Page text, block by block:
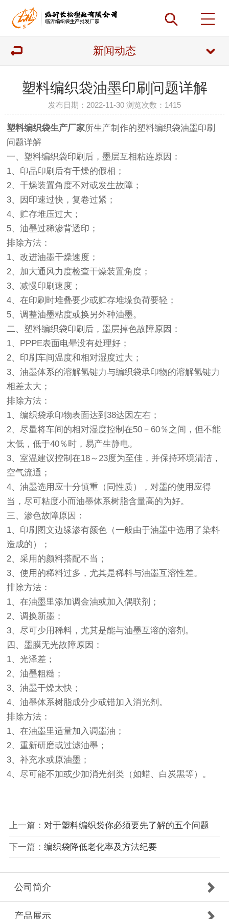
新闻动态
塑料编织袋油墨印刷问题详解
发布日期：2022-11-30 浏览次数： 1415
塑料编织袋生产厂家所生产制作的塑料编织袋油墨印刷
问题详解
一、塑料编织袋印刷后，墨层互相粘连原因：
1、印品印刷后有干燥的假相；
2、干燥装置角度不对或发生故障；
3、因印速过快，复卷过紧；
4、贮存堆压过大；
5、油墨过稀渗背透印；
排除方法：
1、改进油墨干燥速度；
2、加大通风力度检查干燥装置角度；
3、减慢印刷速度；
4、在印刷时堆叠要少或贮存堆垛负荷要轻；
5、调整油墨粘度或换另外种油墨。
二、塑料编织袋印刷后，墨层掉色故障原因：
1、PPPE表面电晕没有处理好；
2、印刷车间温度和相对湿度过大；
3、油墨体系的溶解氢键力与编织袋承印物的溶解氢键力
相差太大；
排除方法：
1、编织袋承印物表面达到38达因左右；
2、尽量将车间的相对湿度控制在50－60％之间，但不能
太低，低于40％时，易产生静电。
3、室温建议控制在18～23度为至佳，并保持环境清洁，
空气流通；
4、油墨选用应十分慎重（同性质），对墨的使用应得
当，尽可粘度小而油墨体系树脂含量高的为好。
三、渗色故障原因：
1、印刷图文边缘渗有颜色（一般由于油墨中选用了染料
造成的）；
2、采用的颜料搭配不当；
3、使用的稀料过多，尤其是稀料与油墨互溶性差。
排除方法：
1、在油墨里添加调金油或加入偶联剂；
2、调换新墨；
3、尽可少用稀料，尤其是能与油墨互溶的溶剂。
四、墨膜无光故障原因：
1、光泽差；
2、油墨粗糙；
3、油墨干燥太快；
4、油墨体系树脂成分少或错加入消光剂。
排除方法：
1、在油墨里适量加入调墨油；
2、重新研磨或过滤油墨；
3、补充水或原油墨；
4、尽可能不加或少加消光剂类（如蜡、白炭黑等）。
上一篇： 对于塑料编织袋你必须要先了解的五个问题
下一篇： 编织袋降低老化率及方法纪要
公司简介
产品展示